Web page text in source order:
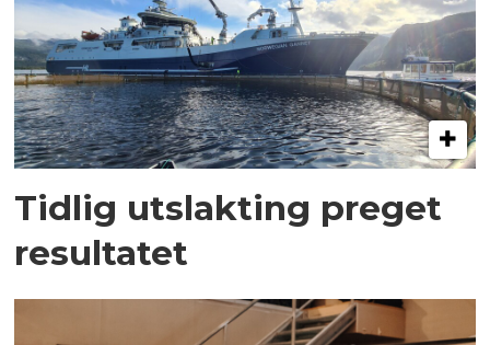
Tidlig utslakting preget
resultatet